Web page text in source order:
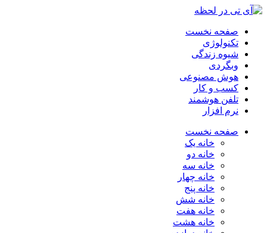
صفحه نخست
تکنولوژی
شیوه زندگی
وبگردی
هوش مصنوعی
کسب و کار
تلفن هوشمند
نرم افزار
صفحه نخست
خانه یک
خانه دو
خانه سه
خانه چهار
خانه پنج
خانه شش
خانه هفت
خانه هشت